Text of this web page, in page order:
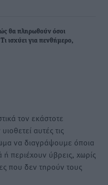
θα πληρωθούν όσοι
ισχύει για πενθήμερο,
τον εκάστοτε
αυτές τις
να διαγράψουμε όποια
περιέχουν ύβρεις, χωρίς
που δεν τηρούν τους